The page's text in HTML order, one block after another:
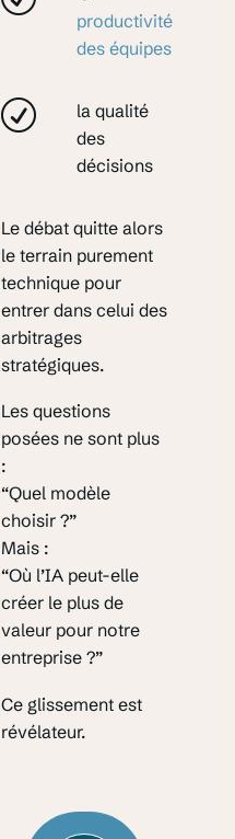
productivité
des équipes
la qualité
des
décisions
Le débat quitte alors
le terrain purement
technique pour
entrer dans celui des
arbitrages
stratégiques.
Les questions
posées ne sont plus
:
“Quel modèle
choisir ?”
Mais :
“Où l’IA peut-elle
créer le plus de
valeur pour notre
entreprise ?”
Ce glissement est
révélateur.